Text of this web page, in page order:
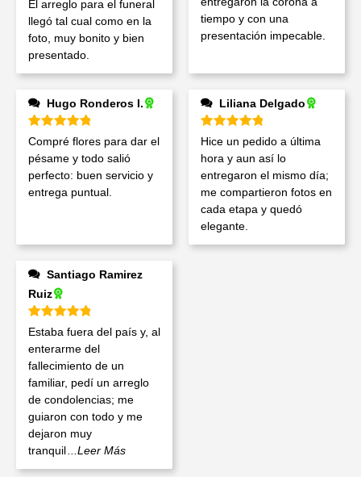
El arreglo para el funeral
llegó tal cual como en la
foto, muy bonito y bien
presentado.
tiempo y con una
presentación impecable.
Hugo Ronderos I.
Valorado en 5de 5
Compré flores para dar el
pésame y todo salió
perfecto: buen servicio y
entrega puntual.
Liliana Delgado
Valorado en5 de 5
Hice un pedido a última
hora y aun así lo
entregaron el mismo día;
me compartieron fotos en
cada etapa y quedó
elegante.
Ruiz
Valorado en5de 5
Estaba fuera del país y, al
enterarme del
fallecimiento de un
familiar, pedí un arreglo
de condolencias; me
guiaron con todo y me
dejaron muy
tranquil...Leer Más